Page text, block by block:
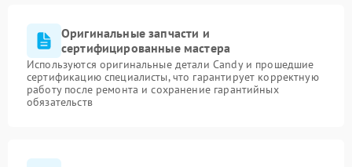
Оригинальные запчасти и
сертифицированные мастера
Используются оригинальные детали Candy и прошедшие
сертификацию специалисты, что гарантирует корректную
работу после ремонта и сохранение гарантийных
обязательств